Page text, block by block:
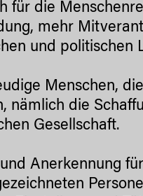
für die
mehr
und politischen
Menschen,
nämlich die
Gesellschaft.
Anerkennung